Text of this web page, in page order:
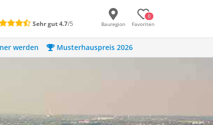
Sehr gut4.7/5 Bauregion
0
Favoriten
werden Musterhauspreis 2026